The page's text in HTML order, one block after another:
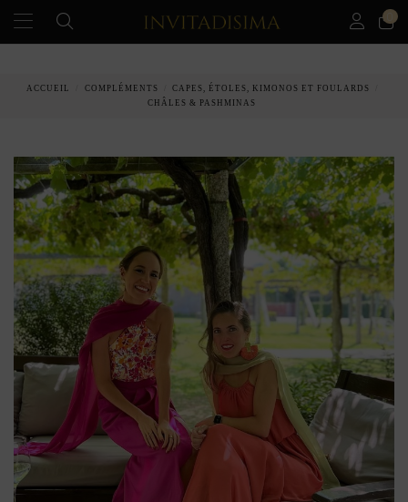
ACCUEIL COMPLÉMENTS
CAPES, ÉTOLES, KIMONOS ET FOULARDS
CHÂLES & PASHMINAS